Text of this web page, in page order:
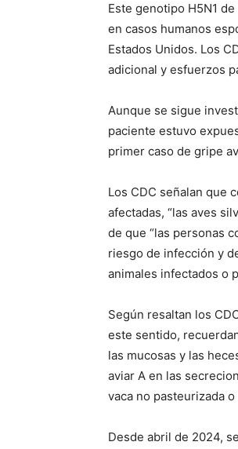
Este genotipo H5N1
en casos humanos
Estados Unidos. Los
adicional y esfuerzos
Aunque se sigue
paciente estuvo
primer caso de gripe
Los CDC señalan que
afectadas, “las aves
de que “las personas
riesgo de infección y
animales infectados o
Según resaltan los
este sentido,
las mucosas y las
aviar A en las
vaca no pasteurizada
Desde abril de 2024,